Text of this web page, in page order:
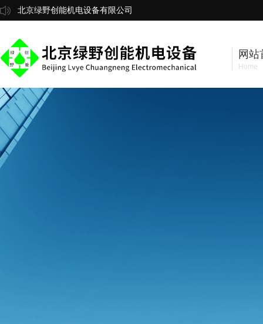
北京绿野创能机电设备有限公司
网站
Home